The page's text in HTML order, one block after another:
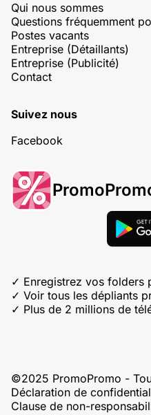
Qui nous sommes
Questions fréquemment
Postes vacants
Entreprise (Détaillants)
Entreprise (Publicité)
Contact
Suivez nous
Facebook
✓ Enregistrez vos folders
✓ Voir tous les dépliants
✓ Plus de 2 millions de
©2025 PromoPromo -
Déclaration de
Clause de non-